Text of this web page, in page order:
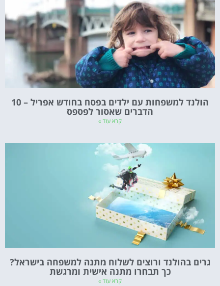
הולנד למשפחות עם ילדים בפסח בחודש אפריל – 10
הדברים שאסור לפספס
קרא עוד »
גרים בהולנד ורוצים לשלוח מתנה למשפחה בישראל?
כך תבחרו מתנה אישית ומרגשת
קרא עוד »